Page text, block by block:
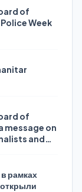
of
Week
of
message on
and
рамках
открыли